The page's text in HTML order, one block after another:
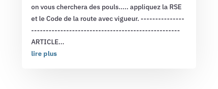
on vous cherchera des pouls..... appliquez la RSE
et le Code de la route avec vigueur. ---------------
---------------------------------------------------
ARTICLE...
lire plus